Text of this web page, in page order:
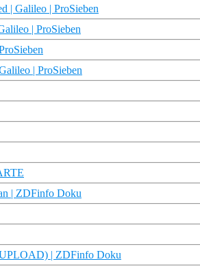
| Galileo | ProSieben
| ProSieben
| ProSieben
| ZDFinfo Doku
| ZDFinfo Doku